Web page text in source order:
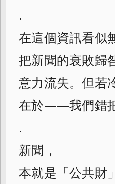
.
在這個資訊看似
把新聞的衰敗歸
意力流失。但若
在於——我們錯
.
新聞，
本就是「公共財